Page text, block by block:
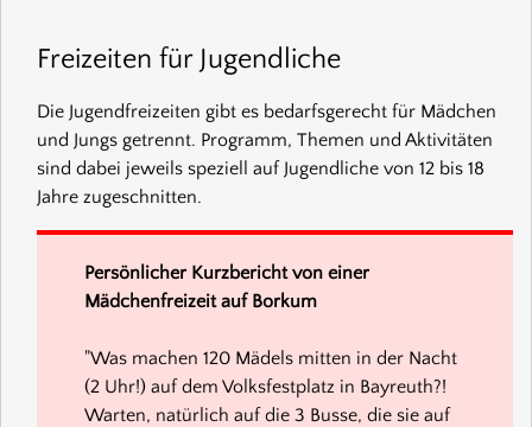
Freizeiten für Jugendliche
Die Jugendfreizeiten gibt es bedarfsgerecht für Mädchen
und Jungs getrennt. Programm, Themen und Aktivitäten
sind dabei jeweils speziell auf Jugendliche von 12 bis 18
Jahre zugeschnitten.
Persönlicher Kurzbericht von einer
Mädchenfreizeit auf Borkum
"Was machen 120 Mädels mitten in der Nacht
(2 Uhr!) auf dem Volksfestplatz in Bayreuth?!
Warten, natürlich auf die 3 Busse, die sie auf